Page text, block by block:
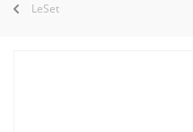
LeSet